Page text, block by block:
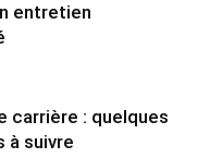
entretien
carrière : quelques
à suivre